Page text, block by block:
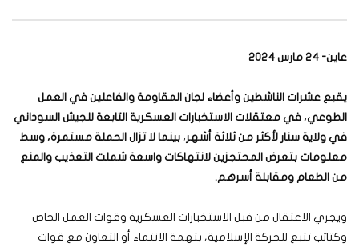
عاين- 24 مارس 2024
يقبع عشرات الناشطين وأعضاء لجان المقاومة والفاعلين في العمل
الطوعي، في معتقلات الاستخبارات العسكرية التابعة للجيش السوداني
في ولاية سنار لأكثر من ثلاثة أشهر، بينما لا تزال الحملة مستمرة، وسط
معلومات بتعرض المحتجزين لانتهاكات واسعة شملت التعذيب والمنع
من الطعام ومقابلة أسرهم.
ويجري الاعتقال من قبل الاستخبارات العسكرية وقوات العمل الخاص
وكتائب تتبع للحركة الإسلامية، بتهمة الانتماء أو التعاون مع قوات